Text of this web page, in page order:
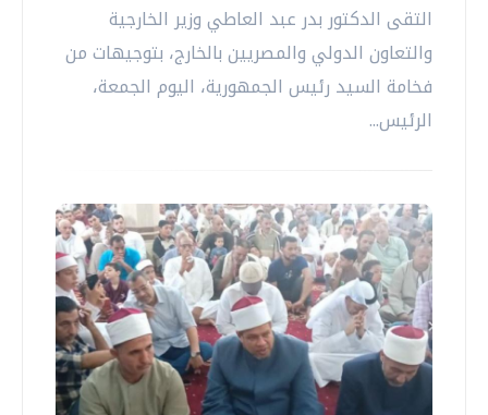
التقى الدكتور بدر عبد العاطي وزير الخارجية
والتعاون الدولي والمصريين بالخارج، بتوجيهات من
فخامة السيد رئيس الجمهورية، اليوم الجمعة،
الرئيس...